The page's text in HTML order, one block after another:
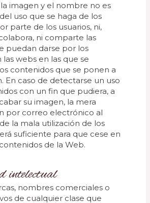
imagen y el nombre no es
uso que se haga de los
parte de los usuarios, ni,
ni comparte las
puedan darse por los
las webs en las que se
contenidos que se ponen a
En caso de detectarse un uso
con un fin que pudiera, a
su imagen, la mera
por correo electrónico al
la mala utilización de los
suficiente para que cese en
de la Web.
intelectual
nombres comerciales o
de cualquier clase que